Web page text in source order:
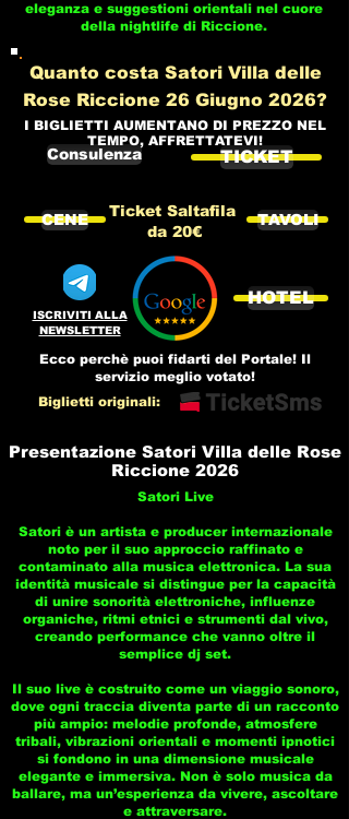
eleganza e suggestioni orientali nel cuore
della nightlife di Riccione.
Quanto costa Satori Villa delle
Rose Riccione 26 Giugno 2026?
I BIGLIETTI AUMENTANO DI PREZZO NEL
TEMPO, AFFRETTATEVI!
Consulenza TICKET
CENE
Ticket Saltafila
da 20€
TAVOLI
ISCRIVITI ALLA
NEWSLETTER
HOTEL
Ecco perchè puoi fidarti del Portale! Il
servizio meglio votato!
Biglietti originali:
Presentazione Satori Villa delle Rose
Riccione 2026
Satori Live
Satori è un artista e producer internazionale
noto per il suo approccio raffinato e
contaminato alla musica elettronica. La sua
identità musicale si distingue per la capacità
di unire sonorità elettroniche, influenze
organiche, ritmi etnici e strumenti dal vivo,
creando performance che vanno oltre il
semplice dj set.
Il suo live è costruito come un viaggio sonoro,
dove ogni traccia diventa parte di un racconto
più ampio: melodie profonde, atmosfere
tribali, vibrazioni orientali e momenti ipnotici
si fondono in una dimensione musicale
elegante e immersiva. Non è solo musica da
ballare, ma un’esperienza da vivere, ascoltare
e attraversare.